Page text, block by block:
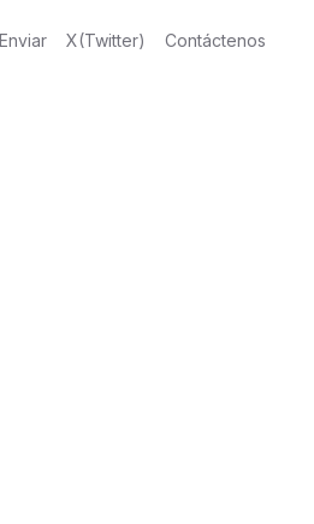
Enviar X(Twitter) Contáctenos